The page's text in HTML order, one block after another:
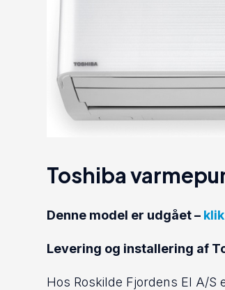
Toshiba
Denne model er udgået –
Levering og installering af
Hos Roskilde Fjordens El A/